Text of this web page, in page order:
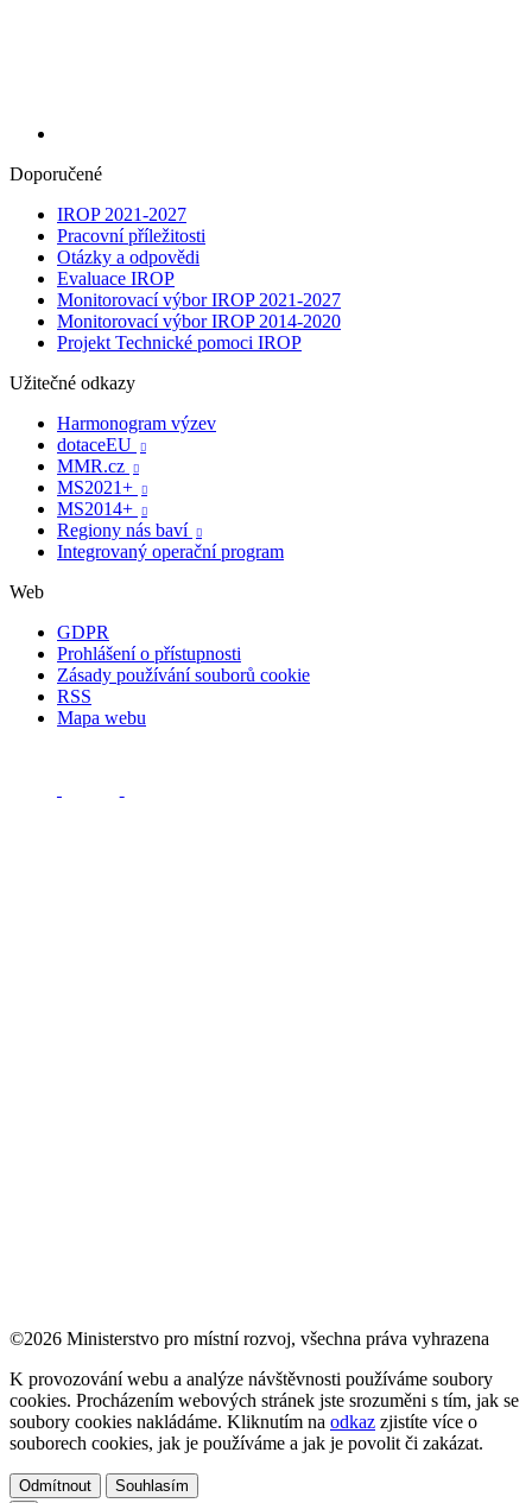
Doporučené
IROP 2021-2027
Pracovní příležitosti
Otázky a odpovědi
Evaluace IROP
Monitorovací výbor IROP 2021-2027
Monitorovací výbor IROP 2014-2020
Projekt Technické pomoci IROP
Užitečné odkazy
Harmonogram výzev
dotaceEU

MMR.cz 
MS2021+ 
MS2014+ 
Regiony nás baví 
Integrovaný operační program
Web
GDPR
Prohlášení o přístupnosti
Zásady používání souborů cookie
RSS
Mapa webu
©2026 Ministerstvo pro místní rozvoj, všechna práva vyhrazena
K provozování webu a analýze návštěvnosti používáme soubory
cookies. Procházením webových stránek jste srozuměni s tím, jak se
soubory cookies nakládáme. Kliknutím na odkaz zjistíte více o
souborech cookies, jak je používáme a jak je povolit či zakázat.
Odmítnout Souhlasím